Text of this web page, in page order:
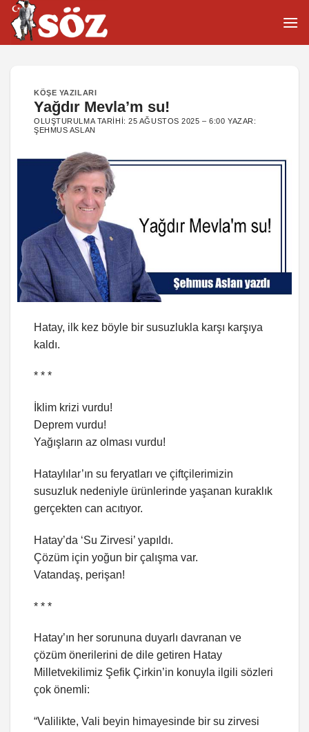
İçeriğe
atla
KÖŞE YAZILARI
Yağdır Mevla’m su!
OLUŞTURULMA TARIHI:25 AĞUSTOS 2025 – 6:00 YAZAR:
ŞEHMUS ASLAN
Hatay, ilk kez böyle bir susuzlukla karşı karşıya
kaldı.
* * *
İklim krizi vurdu!
Deprem vurdu!
Yağışların az olması vurdu!
Hataylılar’ın su feryatları ve çiftçilerimizin
susuzluk nedeniyle ürünlerinde yaşanan kuraklık
gerçekten can acıtıyor.
Hatay’da ‘Su Zirvesi’ yapıldı.
Çözüm için yoğun bir çalışma var.
Vatandaş, perişan!
* * *
Hatay’ın her sorununa duyarlı davranan ve
çözüm önerilerini de dile getiren Hatay
Milletvekilimiz Şefik Çirkin’in konuyla ilgili sözleri
çok önemli:
“Valilikte, Vali beyin himayesinde bir su zirvesi